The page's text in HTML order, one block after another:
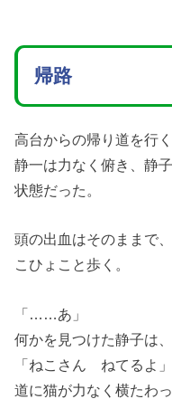
帰路
高台からの帰り道を行
静一は力なく俯き、静
状態だった。
頭の出血はそのままで
こひょこと歩く。
「……あ」
何かを見つけた静子は
「ねこさん ねてるよ」
道に猫が力なく横たわっ